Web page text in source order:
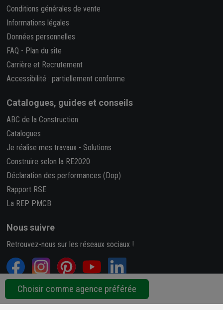
Choisir comme agence préférée
Conditions générales de vente
Informations légales
Données personnelles
FAQ - Plan du site
Carrière et Recrutement
Accessibilité : partiellement conforme
Catalogues, guides et conseils
ABC de la Construction
Catalogues
Je réalise mes travaux - Solutions
Construire selon la RE2020
Déclaration des performances (Dop)
Rapport RSE
La REP PMCB
Nous suivre
Retrouvez-nous sur les réseaux sociaux !